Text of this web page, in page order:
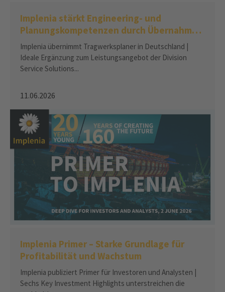
Implenia stärkt Engineering- und
Planungskompetenzen durch Übernahme
von Zigmo Engineering
Implenia übernimmt Tragwerksplaner in Deutschland |
Ideale Ergänzung zum Leistungsangebot der Division
Service Solutions...
11.06.2026
Implenia Primer – Starke Grundlage für
Profitabilität und Wachstum
Implenia publiziert Primer für Investoren und Analysten |
Sechs Key Investment Highlights unterstreichen die